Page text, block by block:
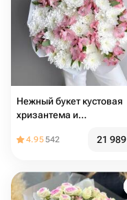
Нежный букет кустовая
хризантема и
4.95542 21 989